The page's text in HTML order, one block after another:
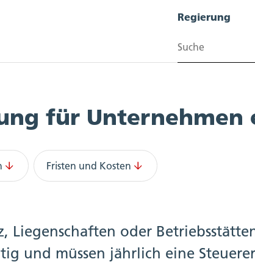
Regierung
Suchen
für Unternehmen
Fristen und Kosten
Liegenschaften oder
und müssen jährlich eine